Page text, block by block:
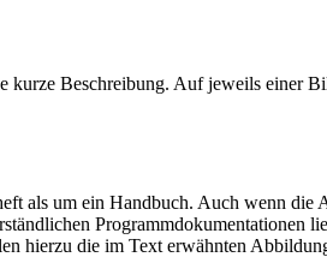
Beschreibung. Auf jeweils einer
als um ein Handbuch. Auch wenn
hierzu die im Text erwähnten